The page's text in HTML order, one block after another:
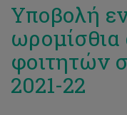
Υποβολή
φοιτητών
2021-22